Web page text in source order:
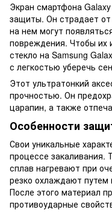
Экран смартфона
защиты. Он страдает
на нем могут
повреждения. Чтобы их
стекло на Samsung
с легкостью уберечь
Этот ультратонкий
прочностью. Он
царапин, а также
Особенности
Свои уникальные
процессе закаливания.
сплав нагревают при
резко охлаждают путем
После этого материал
противоударные